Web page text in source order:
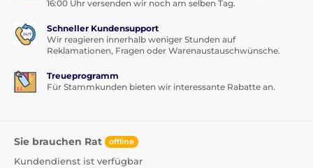
16:00 Uhr versenden wir noch am selben Tag.
Schneller Kundensupport
Wir reagieren innerhalb weniger Stunden auf
Reklamationen, Fragen oder Warenaustauschwünsche.
Treueprogramm
Für Stammkunden bieten wir interessante Rabatte an.
Sie brauchen Rat offline
Kundendienst ist verfügbar